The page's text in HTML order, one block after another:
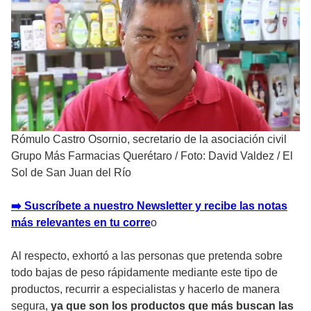
Rómulo Castro Osornio, secretario de la asociación civil
Grupo Más Farmacias Querétaro / Foto: David Valdez / El
Sol de San Juan del Río
➡️ Suscríbete a nuestro Newsletter y recibe las notas
más relevantes en tu correo
Al respecto, exhortó a las personas que pretenda sobre
todo bajas de peso rápidamente mediante este tipo de
productos, recurrir a especialistas y hacerlo de manera
segura, ya que son los productos que más buscan las